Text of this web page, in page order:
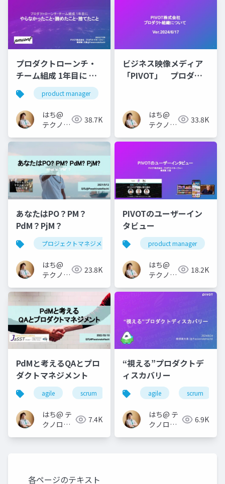
プロダクトローンチ・
チーム組成 1年目に や
らなかったこと・諦め
たこと・捨てたこと
product manager
はち@
テクノロ
ィア
「Newbee」
38.7K
ビジネス映像メディア
「PIVOT」 プロダク
はち@
テクノロ
ィア
33.8K
あなたはPO？PM？
PdM？PjM？
プロジェクトマネジメント project management
はち@
テクノロ
ィア
「Newbee」
23.8K
PIVOTのユーザーイン
タビュー
product manager
はち@
テクノロ
ィア
18.2K
PdMと考えるQAとプロ
ダクトマネジメント
agile scrum qa jasst tokyo
はち@ テ
クノロジ
7.4K
“視える”プロダクトデ
ィスカバリー
agile scrum
はち@ テ
クノロジ
6.9K
各ページのテキスト